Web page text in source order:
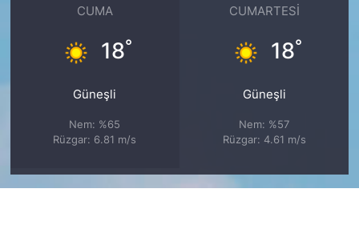
CUMA
18°
Güneşli
Nem: %65
Rüzgar: 6.81 m/s
CUMARTESI
18°
Güneşli
Nem: %57
Rüzgar: 4.61 m/s